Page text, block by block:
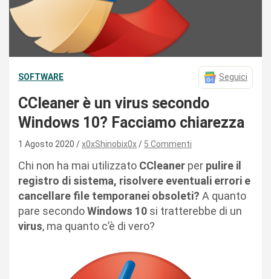
SOFTWARE Seguici
CCleaner è un virus secondo
Windows 10? Facciamo chiarezza
1 Agosto 2020 x0xShinobix0x 5 Commenti
Chi non ha mai utilizzato CCleaner per pulire il
registro di sistema, risolvere eventuali errori e
cancellare file temporanei obsoleti? A quanto
pare secondoWindows 10 si tratterebbe di un
virus, ma quanto c’è di vero?